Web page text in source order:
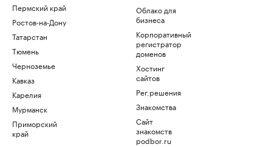
Пермский край
Ростов-на-Дону
Татарстан
Тюмень
Черноземье
Кавказ
Карелия
Мурманск
Приморский
край
Облако для
бизнеса
Корпоративный
регистратор
доменов
Хостинг
сайтов
Рег.решения
Знакомства
Сайт
знакомств
podbor.ru